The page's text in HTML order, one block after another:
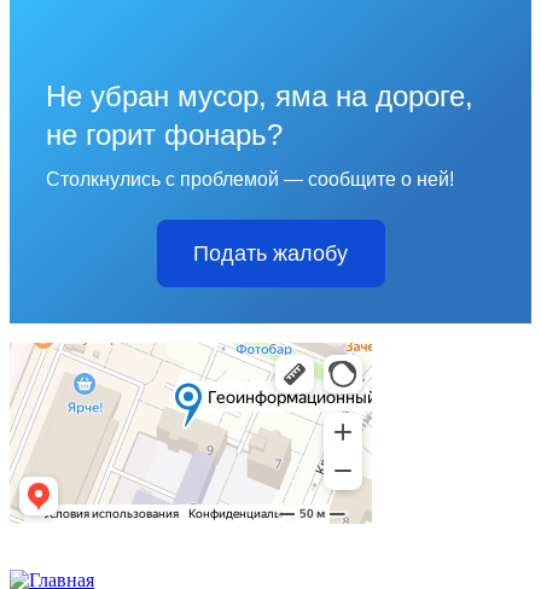
Не убран мусор, яма на дороге,
не горит фонарь?
Столкнулись с проблемой — сообщите о ней!
Подать жалобу